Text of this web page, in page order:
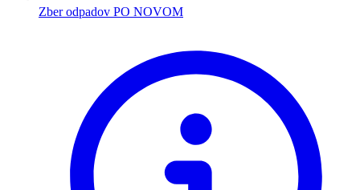
Zber odpadov PO NOVOM